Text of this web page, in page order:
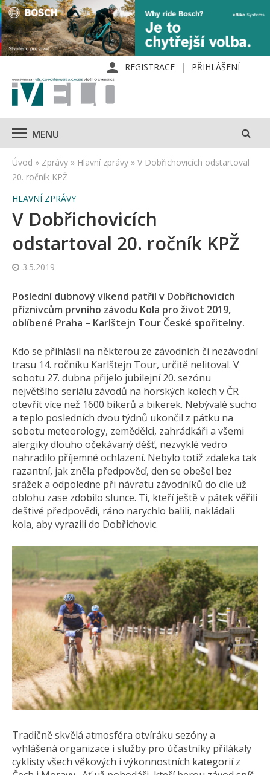
REGISTRACE PŘIHLÁŠENÍ
MENU
Úvod » Zprávy » Hlavní zprávy » V Dobřichovicích odstartoval
20. ročník KPŽ
HLAVNÍ ZPRÁVY
V Dobřichovicích
odstartoval 20. ročník KPŽ
3.5.2019
Poslední dubnový víkend patřil v Dobřichovicích
příznivcům prvního závodu Kola pro život 2019,
oblíbené Praha – Karlštejn Tour České spořitelny.
Kdo se přihlásil na některou ze závodních či nezávodní
trasu 14. ročníku Karlštejn Tour, určitě nelitoval. V
sobotu 27. dubna přijelo jubilejní 20. sezónu
největšího seriálu závodů na horských kolech v ČR
otevřít více než 1600 bikerů a bikerek. Nebývalé sucho
a teplo posledních dvou týdnů ukončil z pátku na
sobotu meteorology, zemědělci, zahrádkáři a všemi
alergiky dlouho očekávaný déšť, nezvyklé vedro
nahradilo příjemné ochlazení. Nebylo totiž zdaleka tak
razantní, jak zněla předpověď, den se obešel bez
srážek a odpoledne při návratu závodníků do cíle už
oblohu zase zdobilo slunce. Ti, kteří ještě v pátek věřili
deštivé předpovědi, ráno narychlo balili, nakládali
kola, aby vyrazili do Dobřichovic.
Tradičně skvělá atmosféra otvíráku sezóny a
vyhlášená organizace i služby pro účastníky přilákaly
cyklisty všech věkových i výkonnostních kategorií z